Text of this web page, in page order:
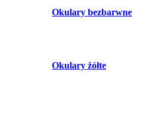
Okulary bezbarwne
Okulary żółte